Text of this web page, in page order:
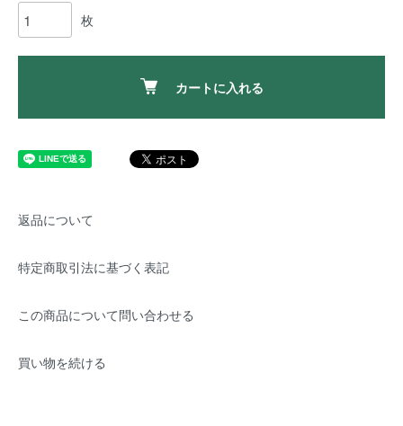
枚
カートに入れる
返品について
特定商取引法に基づく表記
この商品について問い合わせる
買い物を続ける